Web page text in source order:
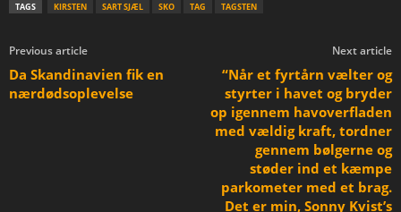
TAGS KIRSTEN SART SJÆL SKO TAG TAGSTEN
Previous article
Da Skandinavien fik en
nærdødsoplevelse
Next article
“Når et fyrtårn vælter og
styrter i havet og bryder
op igennem havoverfladen
med vældig kraft, tordner
gennem bølgerne og
støder ind et kæmpe
parkometer med et brag.
Det er min, Sonny Kvist’s